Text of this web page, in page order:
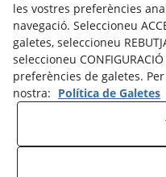
les vostres preferències
navegació. Seleccioneu
galetes, seleccioneu
seleccioneu
preferències de galetes.
nostra: Política de Galetes